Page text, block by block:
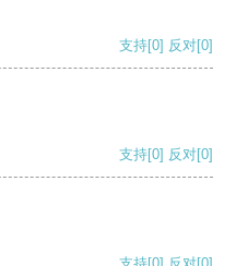
支持[0] 反对[0]
支持[0] 反对[0]